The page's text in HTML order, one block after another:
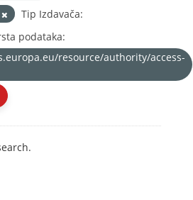
Tip Izdavača:
podataka:
resource/authority/access-